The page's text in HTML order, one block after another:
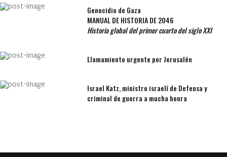
Genocidio de Gaza
MANUAL DE HISTORIA DE 2046
Historia global del primer cuarto del siglo XXI
Llamamiento urgente por Jerusalén
Israel Katz, ministro israelí de Defensa y
criminal de guerra a mucha honra